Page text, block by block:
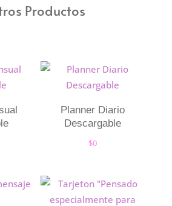
Productos
Planner Diario
Descargable
$0